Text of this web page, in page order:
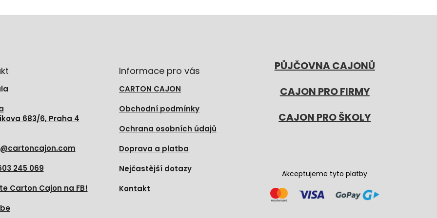
683/6, Praha 4
@cartoncajon.com
245 069
Carton Cajon na FB!
Informace pro vás
CARTON CAJON
Obchodní podmínky
Ochrana osobních údajů
Doprava a platba
Nejčastější dotazy
Kontakt
PŮJČOVNA CAJONŮ
CAJON PRO FIRMY
CAJON PRO ŠKOLY
Akceptujeme tyto platby